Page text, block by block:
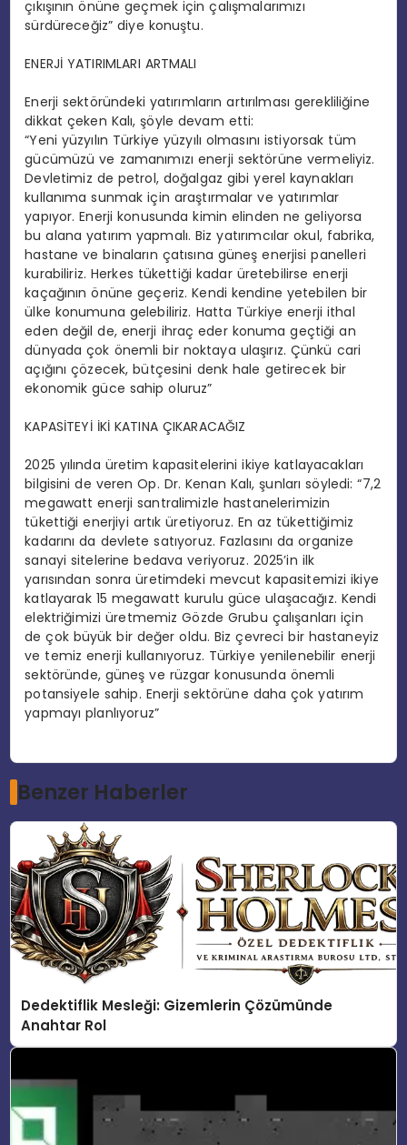
çıkışının önüne geçmek için çalışmalarımızı
sürdüreceğiz” diye konuştu.
ENERJİ YATIRIMLARI ARTMALI
Enerji sektöründeki yatırımların artırılması gerekliliğine
dikkat çeken Kalı, şöyle devam etti:
“Yeni yüzyılın Türkiye yüzyılı olmasını istiyorsak tüm
gücümüzü ve zamanımızı enerji sektörüne vermeliyiz.
Devletimiz de petrol, doğalgaz gibi yerel kaynakları
kullanıma sunmak için araştırmalar ve yatırımlar
yapıyor. Enerji konusunda kimin elinden ne geliyorsa
bu alana yatırım yapmalı. Biz yatırımcılar okul, fabrika,
hastane ve binaların çatısına güneş enerjisi panelleri
kurabiliriz. Herkes tükettiği kadar üretebilirse enerji
kaçağının önüne geçeriz. Kendi kendine yetebilen bir
ülke konumuna gelebiliriz. Hatta Türkiye enerji ithal
eden değil de, enerji ihraç eder konuma geçtiği an
dünyada çok önemli bir noktaya ulaşırız. Çünkü cari
açığını çözecek, bütçesini denk hale getirecek bir
ekonomik güce sahip oluruz”
KAPASİTEYİ İKİ KATINA ÇIKARACAĞIZ
2025 yılında üretim kapasitelerini ikiye katlayacakları
bilgisini de veren Op. Dr. Kenan Kalı, şunları söyledi: “7,2
megawatt enerji santralimizle hastanelerimizin
tükettiği enerjiyi artık üretiyoruz. En az tükettiğimiz
kadarını da devlete satıyoruz. Fazlasını da organize
sanayi sitelerine bedava veriyoruz. 2025’in ilk
yarısından sonra üretimdeki mevcut kapasitemizi ikiye
katlayarak 15 megawatt kurulu güce ulaşacağız. Kendi
elektriğimizi üretmemiz Gözde Grubu çalışanları için
de çok büyük bir değer oldu. Biz çevreci bir hastaneyiz
ve temiz enerji kullanıyoruz. Türkiye yenilenebilir enerji
sektöründe, güneş ve rüzgar konusunda önemli
potansiyele sahip. Enerji sektörüne daha çok yatırım
yapmayı planlıyoruz”
Benzer Haberler
Dedektiflik Mesleği: Gizemlerin Çözümünde
Anahtar Rol